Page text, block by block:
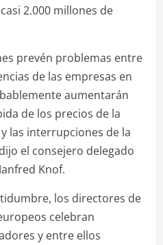
2.000 millones de
prevén problemas entre
de las empresas en
aumentarán
de los precios de la
las interrupciones de la
el consejero delegado
Knof.
los directores de
celebran
y entre ellos